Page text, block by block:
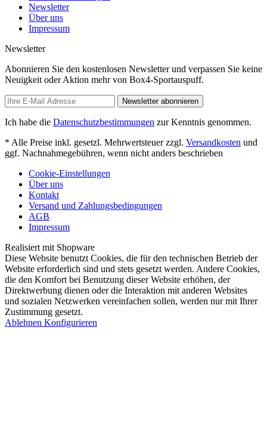
Newsletter
Über uns
Impressum
Newsletter
Abonnieren Sie den kostenlosen Newsletter und verpassen Sie keine
Neuigkeit oder Aktion mehr von Box4-Sportauspuff.
Newsletter abonnieren
Ich habe die Datenschutzbestimmungen zur Kenntnis genommen.
* Alle Preise inkl. gesetzl. Mehrwertsteuer zzgl. Versandkosten und
ggf. Nachnahmegebühren, wenn nicht anders beschrieben
Cookie-Einstellungen
Über uns
Kontakt
Versand und Zahlungsbedingungen
AGB
Impressum
Realisiert mit Shopware
Diese Website benutzt Cookies, die für den technischen Betrieb der
Website erforderlich sind und stets gesetzt werden. Andere Cookies,
die den Komfort bei Benutzung dieser Website erhöhen, der
Direktwerbung dienen oder die Interaktion mit anderen Websites
und sozialen Netzwerken vereinfachen sollen, werden nur mit Ihrer
Zustimmung gesetzt.
Ablehnen Konfigurieren